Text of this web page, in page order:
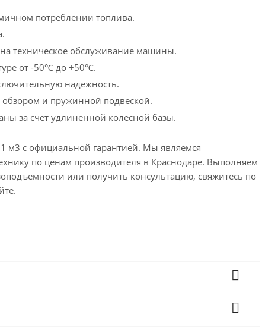
потреблении топлива.
техническое обслуживание машины.
от -50℃ до +50℃.
надежность.
и пружинной подвеской.
за счет удлиненной колесной базы.
м3 с официальной гарантией. Мы являемся
по ценам производителя в Краснодаре. Выполняем
или получить консультацию, свяжитесь по